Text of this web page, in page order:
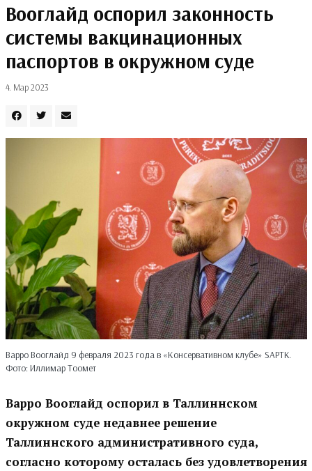
Вооглайд оспорил законность
системы вакцинационных
паспортов в окружном суде
4. Мар 2023
Варро Вооглайд 9 февраля 2023 года в «Консервативном клубе» SAPTK.
Фото: Иллимар Тоомет
Варро Вооглайд оспорил в Таллиннском
окружном суде недавнее решение
Таллиннского административного суда,
согласно которому осталась без удовлетворения